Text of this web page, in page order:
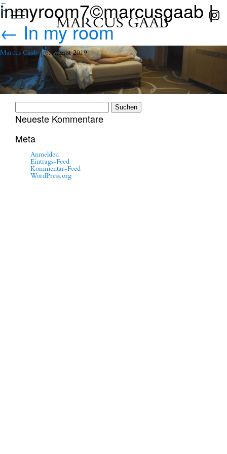
MARCUS GAAB
inmyroom7©marcusgaab |
← In my room
Marcus Gaab |6. August 2019
←
→
nach:
Neueste Kommentare
Meta
Anmelden
Eintrags-Feed
Kommentar-Feed
WordPress.org